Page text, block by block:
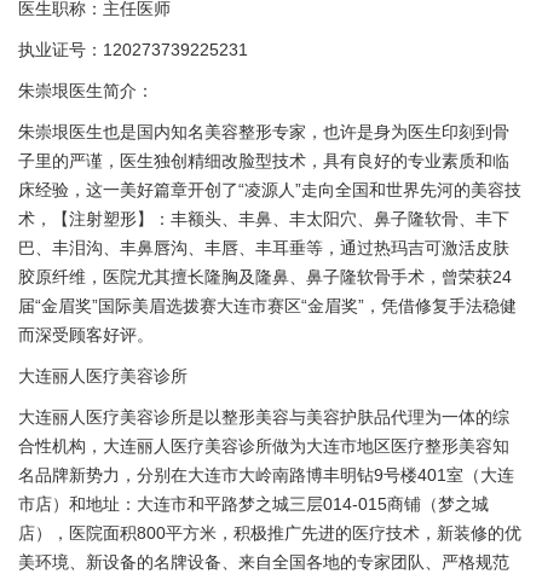
医生职称：主任医师
执业证号：120273739225231
朱崇垠医生简介：
朱崇垠医生也是国内知名美容整形专家，也许是身为医生印刻到骨
子里的严谨，医生独创精细改脸型技术，具有良好的专业素质和临
床经验，这一美好篇章开创了“凌源人”走向全国和世界先河的美容技
术，【注射塑形】：丰额头、丰鼻、丰太阳穴、鼻子隆软骨、丰下
巴、丰泪沟、丰鼻唇沟、丰唇、丰耳垂等，通过热玛吉可激活皮肤
胶原纤维，医院尤其擅长隆胸及隆鼻、鼻子隆软骨手术，曾荣获24
届“金眉奖”国际美眉选拨赛大连市赛区“金眉奖”，凭借修复手法稳健
而深受顾客好评。
大连丽人医疗美容诊所
大连丽人医疗美容诊所是以整形美容与美容护肤品代理为一体的综
合性机构，大连丽人医疗美容诊所做为大连市地区医疗整形美容知
名品牌新势力，分别在大连市大岭南路博丰明钻9号楼401室（大连
市店）和地址：大连市和平路梦之城三层014-015商铺（梦之城
店），医院面积800平方米，积极推广先进的医疗技术，新装修的优
美环境、新设备的名牌设备、来自全国各地的专家团队、严格规范